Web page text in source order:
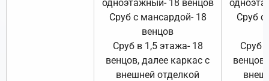
одноэтажный- 18 венцов
Сруб с мансардой- 18
венцов
Сруб в 1,5 этажа- 18
венцов, далее каркас с
внешней отделкой
Сруб с
Сруб